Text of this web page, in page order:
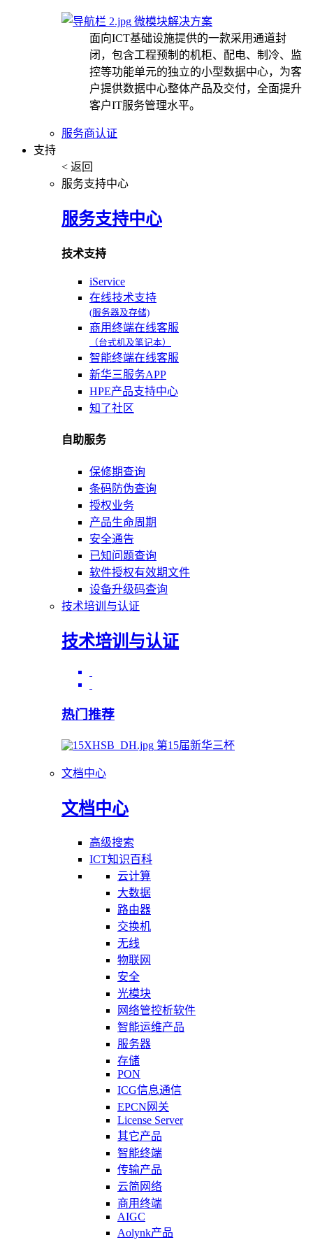
微模块解决方案
面向ICT基础设施提供的一款采用通道封
闭，包含工程预制的机柜、配电、制冷、监
控等功能单元的独立的小型数据中心，为客
户提供数据中心整体产品及交付，全面提升
客户IT服务管理水平。
服务商认证
支持
< 返回
服务支持中心
服务支持中心
技术支持
iService
在线技术支持
(服务器及存储)
商用终端在线客服
（台式机及笔记本）
智能终端在线客服
新华三服务APP
HPE产品支持中心
知了社区
自助服务
保修期查询
条码防伪查询
授权业务
产品生命周期
安全通告
已知问题查询
软件授权有效期文件
设备升级码查询
技术培训与认证
技术培训与认证
热门推荐
第15届新华三杯
文档中心
文档中心
高级搜索
ICT知识百科
云计算
大数据
路由器
交换机
无线
物联网
安全
光模块
网络管控析软件
智能运维产品
服务器
存储
PON
ICG信息通信
EPCN网关
License Server
其它产品
智能终端
传输产品
云简网络
商用终端
AIGC
Aolynk产品